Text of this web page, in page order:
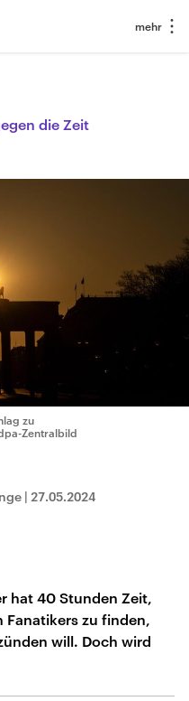
die Zeit
zu
Zentralbild
| 27.05.2024
hat 40 Stunden Zeit,
Fanatikers zu finden,
will. Doch wird